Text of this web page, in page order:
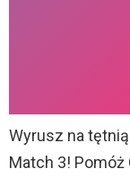
Wyrusz na
Match 3!